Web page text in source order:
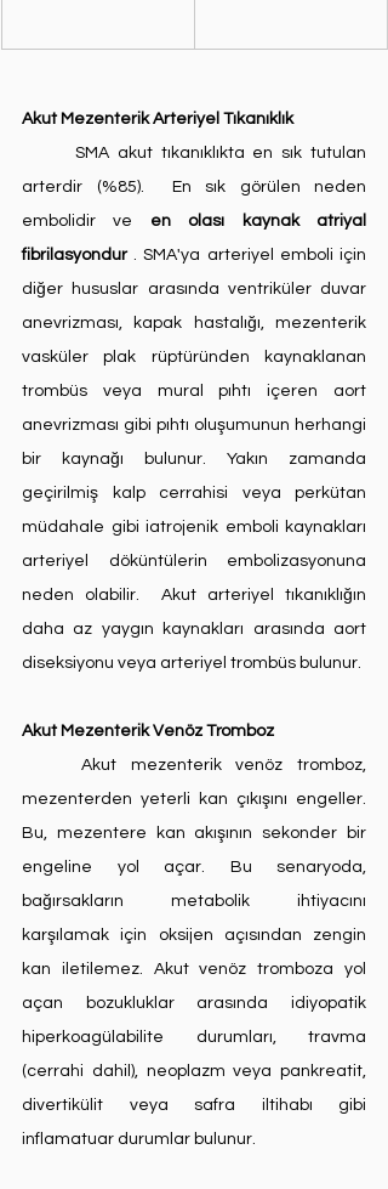
Akut Mezenterik Arteriyel Tıkanıklık
arterdir (%85).  En sık görülen neden
embolidir ve en olası kaynak atriyal
fibrilasyondur . SMA'ya arteriyel emboli için
diğer hususlar arasında ventriküler duvar
anevrizması, kapak hastalığı, mezenterik
vasküler plak rüptüründen kaynaklanan
trombüs veya mural pıhtı içeren aort
anevrizması gibi pıhtı oluşumunun herhangi
bir kaynağı bulunur. Yakın zamanda
geçirilmiş kalp cerrahisi veya perkütan
müdahale gibi iatrojenik emboli kaynakları
arteriyel döküntülerin embolizasyonuna
neden olabilir.  Akut arteriyel tıkanıklığın
daha az yaygın kaynakları arasında aort
diseksiyonu veya arteriyel trombüs bulunur.
Akut Mezenterik Venöz Tromboz
mezenterden yeterli kan çıkışını engeller.
Bu, mezentere kan akışının sekonder bir
engeline yol açar. Bu senaryoda,
bağırsakların metabolik ihtiyacını
karşılamak için oksijen açısından zengin
kan iletilemez. Akut venöz tromboza yol
açan bozukluklar arasında idiyopatik
hiperkoagülabilite durumları, travma
(cerrahi dahil), neoplazm veya pankreatit,
divertikülit veya safra iltihabı gibi
inflamatuar durumlar bulunur.